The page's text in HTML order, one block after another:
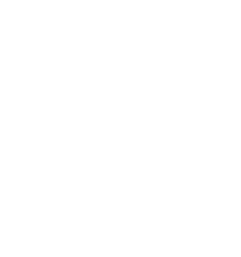
最新彼女・